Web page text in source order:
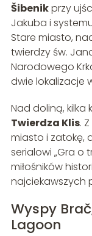
Šibenikprzy
Jakuba i
Stare miasto,
twierdzy św.
Narodowego
dwie lokalizacje
Nad doliną, kilka
Twierdza Klis.
miasto i zatokę,
serialowi „Gra o
miłośników
najciekawszych
Wyspy
Lagoon